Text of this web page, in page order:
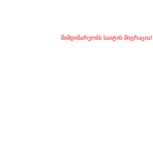
მიმდინარეობს საიტის მიგრაცია!